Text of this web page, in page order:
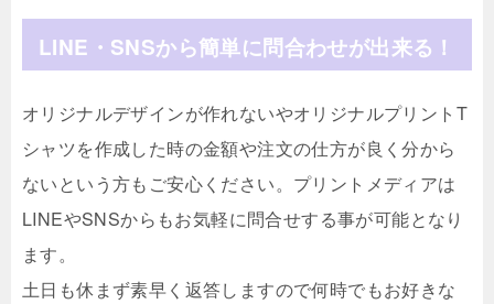
LINE・SNSから簡単に問合わせが出来る！
オリジナルデザインが作れないやオリジナルプリントT
シャツを作成した時の金額や注文の仕方が良く分から
ないという方もご安心ください。プリントメディアは
LINEやSNSからもお気軽に問合せする事が可能となり
ます。
土日も休まず素早く返答しますので何時でもお好きな